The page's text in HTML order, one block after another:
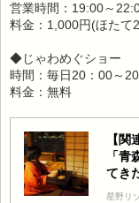
営業時間：19:00～
料金：1,000円(ほたて
◆じゃわめぐショー
時間：毎日20：00～
料金：無料
【
「
てき
星野リ